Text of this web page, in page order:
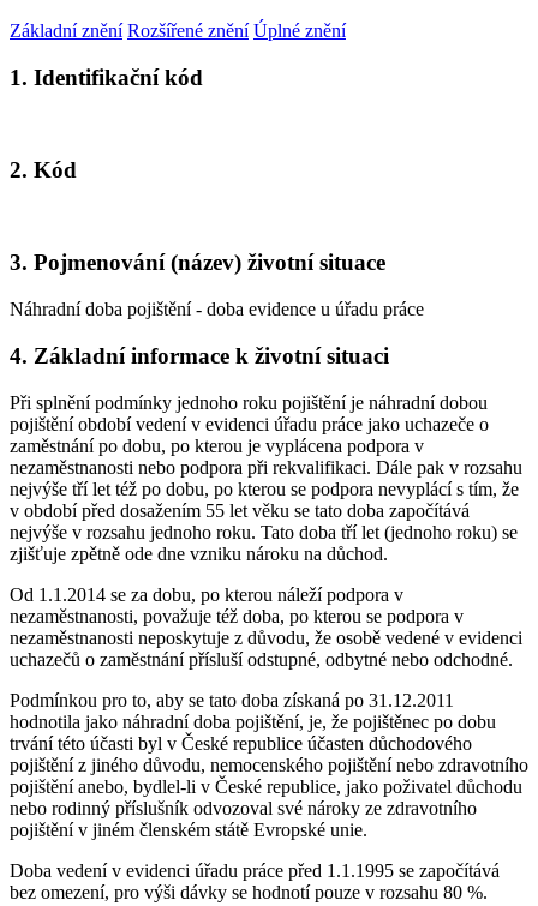
Základní znění Rozšířené znění Úplné znění
1. Identifikační kód
2. Kód
3. Pojmenování (název) životní situace
Náhradní doba pojištění - doba evidence u úřadu práce
4. Základní informace k životní situaci
Při splnění podmínky jednoho roku pojištění je náhradní dobou
pojištění období vedení v evidenci úřadu práce jako uchazeče o
zaměstnání po dobu, po kterou je vyplácena podpora v
nezaměstnanosti nebo podpora při rekvalifikaci. Dále pak v rozsahu
nejvýše tří let též po dobu, po kterou se podpora nevyplácí s tím, že
v období před dosažením 55 let věku se tato doba započítává
nejvýše v rozsahu jednoho roku. Tato doba tří let (jednoho roku) se
zjišťuje zpětně ode dne vzniku nároku na důchod.
Od 1.1.2014 se za dobu, po kterou náleží podpora v
nezaměstnanosti, považuje též doba, po kterou se podpora v
nezaměstnanosti neposkytuje z důvodu, že osobě vedené v evidenci
uchazečů o zaměstnání přísluší odstupné, odbytné nebo odchodné.
Podmínkou pro to, aby se tato doba získaná po 31.12.2011
hodnotila jako náhradní doba pojištění, je, že pojištěnec po dobu
trvání této účasti byl v České republice účasten důchodového
pojištění z jiného důvodu, nemocenského pojištění nebo zdravotního
pojištění anebo, bydlel-li v České republice, jako poživatel důchodu
nebo rodinný příslušník odvozoval své nároky ze zdravotního
pojištění v jiném členském státě Evropské unie.
Doba vedení v evidenci úřadu práce před 1.1.1995 se započítává
bez omezení, pro výši dávky se hodnotí pouze v rozsahu 80 %.